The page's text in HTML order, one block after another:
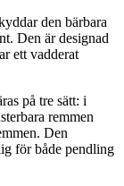
den bärbara
Den är designad
ett vadderat
på tre sätt: i
remmen
Den
för både pendling